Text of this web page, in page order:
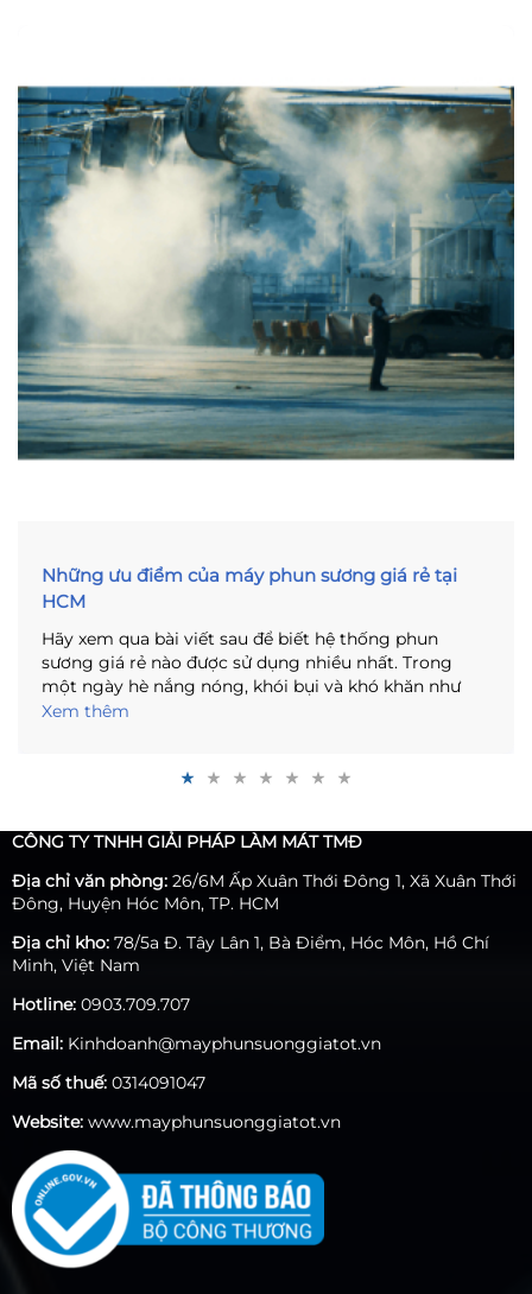
Những ưu điểm của máy phun sương giá rẻ tại
HCM
Hãy xem qua bài viết sau để biết hệ thống phun
sương giá rẻ nào được sử dụng nhiều nhất. Trong
một ngày hè nắng nóng, khói bụi và khó khăn như
hiện nay, việc tạo cho mình một không gian sống là
ngày hôm nay. Tuy nhiên, trong công việc bận rộn,
không gian sống của mình. Đừng lo lắng, vì giờ đây
với hệ thống tưới nhỏ giọt, đây là giải pháp hữu hiệu
cho gia đình bạn.
Xem thêm
CÔNG TY TNHH GIẢI PHÁP LÀM MÁT TMĐ
Địa chỉ văn phòng: 26/6M Ấp Xuân Thới Đông 1, Xã Xuân Thới
Đông, Huyện Hóc Môn, TP. HCM
Địa chỉ kho: 78/5a Đ. Tây Lân 1, Bà Điểm, Hóc Môn, Hồ Chí
Minh, Việt Nam
Hotline: 0903.709.707
Email: Kinhdoanh@mayphunsuonggiatot.vn
Mã số thuế: 0314091047
Website: www.mayphunsuonggiatot.vn